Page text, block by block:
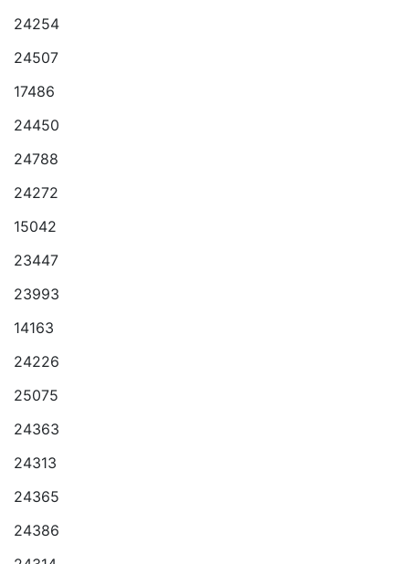
24254
24507
17486
24450
24788
24272
15042
23447
23993
14163
24226
25075
24363
24313
24365
24386